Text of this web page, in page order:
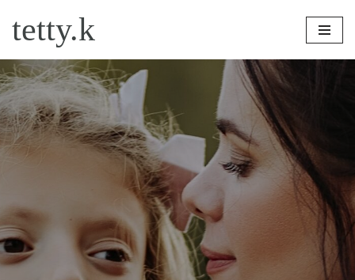
Zum
Inhalt
springen
tetty.k